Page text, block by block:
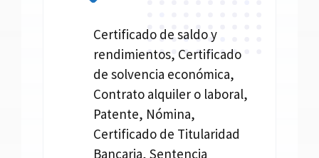
Certificado de saldo y
rendimientos, Certificado
de solvencia económica,
Contrato alquiler o laboral,
Patente, Nómina,
Certificado de Titularidad
Bancaria, Sentencia